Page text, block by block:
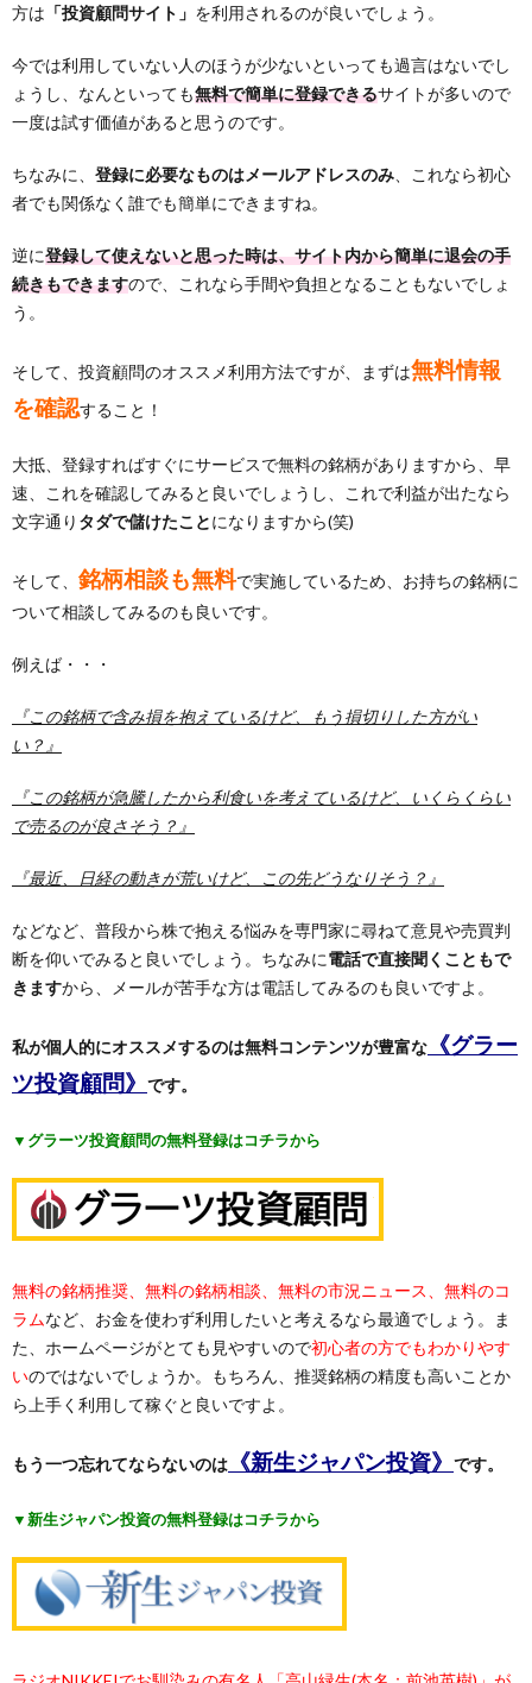
方は 「投資顧問サイト」 を利用されるのが良いでしょう。
今では利用していない人のほうが少ないといっても過言はないでし
ょうし、なんといっても無料で簡単に登録できるサイトが多いので
一度は試す価値があると思うのです。
ちなみに、 登録に必要なものはメールアドレスのみ 、これなら初心
者でも関係なく誰でも簡単にできますね。
逆に登録して使えないと思った時は、サイト内から簡単に退会の手
続きもできますので、これなら手間や負担となることもないでしょ
う。
そして、投資顧問のオススメ利用方法ですが、まずは無料情報
を確認すること！
大抵、登録すればすぐにサービスで無料の銘柄がありますから、早
速、これを確認してみると良いでしょうし、これで利益が出たなら
文字通り タダで儲けたことになりますから(笑)
そして、 銘柄相談も無料で実施しているため、お持ちの銘柄に
ついて相談してみるのも良いです。
例えば・・・
『この銘柄で含み損を抱えているけど、もう損切りした方がい
い？』
『この銘柄が急騰したから利食いを考えているけど、いくらくらい
で売るのが良さそう？』
『最近、日経の動きが荒いけど、この先どうなりそう？』
などなど、普段から株で抱える悩みを専門家に尋ねて意見や売買判
断を仰いでみると良いでしょう。ちなみに電話で直接聞くこともで
きますから、メールが苦手な方は電話してみるのも良いですよ。
私が個人的にオススメするのは無料コンテンツが豊富な 《グラー
ツ投資顧問》 です。
▼グラーツ投資顧問の無料登録はコチラから
無料の銘柄推奨、無料の銘柄相談、無料の市況ニュース、無料のコ
ラムなど、お金を使わず利用したいと考えるなら最適でしょう。ま
た、ホームページがとても見やすいので初心者の方でもわかりやす
いのではないでしょうか。もちろん、推奨銘柄の精度も高いことか
ら上手く利用して稼ぐと良いですよ。
もう一つ忘れてならないのは 《新生ジャパン投資》 です。
▼新生ジャパン投資の無料登録はコチラから